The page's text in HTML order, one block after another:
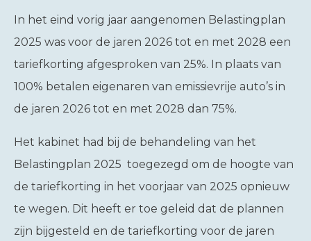
In het eind vorig jaar aangenomen Belastingplan
2025 was voor de jaren 2026 tot en met 2028 een
tariefkorting afgesproken van 25%. In plaats van
100% betalen eigenaren van emissievrije auto’s in
de jaren 2026 tot en met 2028 dan 75%.
Het kabinet had bij de behandeling van het
Belastingplan 2025 toegezegd om de hoogte van
de tariefkorting in het voorjaar van 2025 opnieuw
te wegen. Dit heeft er toe geleid dat de plannen
zijn bijgesteld en de tariefkorting voor de jaren